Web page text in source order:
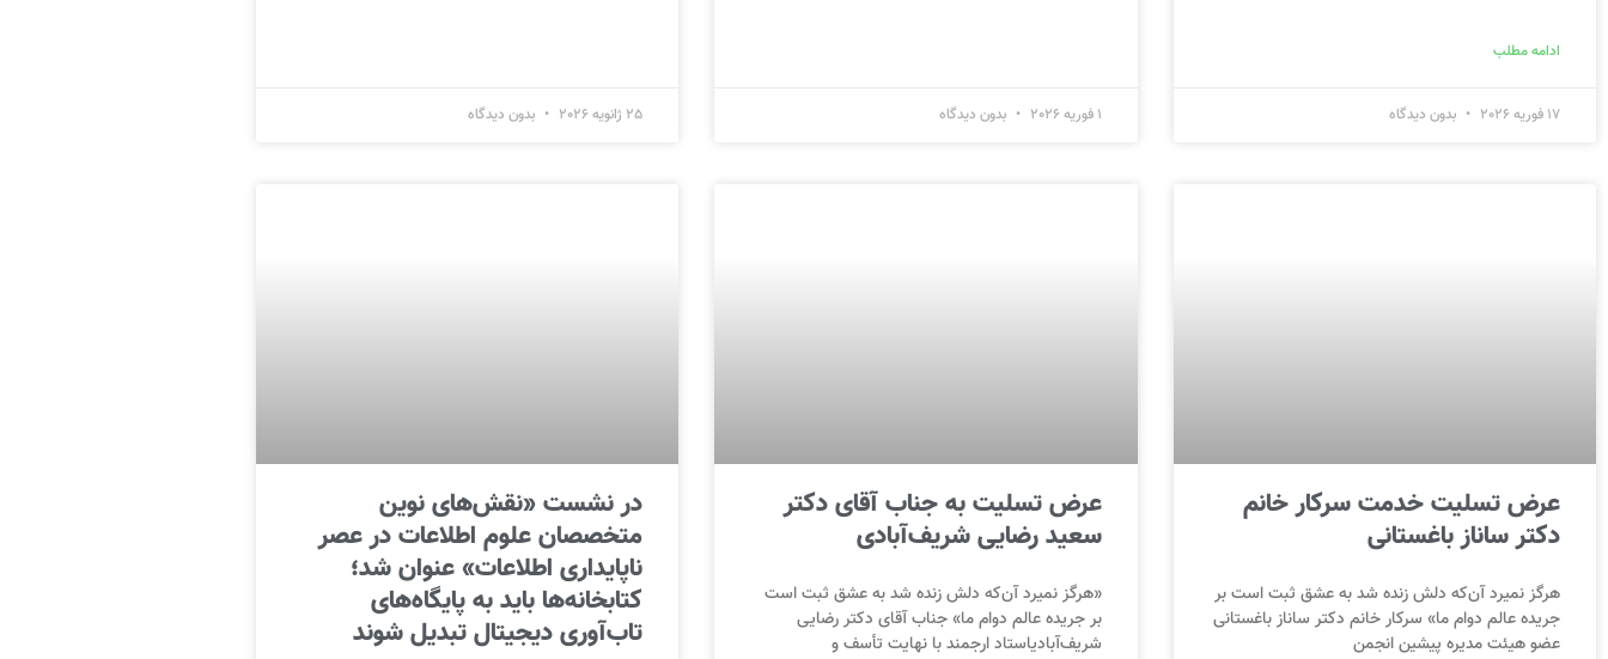
ادامه مطلب
17 فوریه 2026 بدون دیدگاه 1 فوریه 2026 بدون دیدگاه 25 ژانویه 2026 بدون دیدگاه
عرض تسلیت خدمت سرکار خانم
دکتر ساناز باغستانی
هرگز نمیرد آن‌که دلش زنده شد به عشق ثبت است بر
جریده عالم دوام ما» سرکار خانم دکتر ساناز باغستانی
عضو هیئت مدیره پیشین انجمن
عرض تسلیت به جناب آقای دکتر
سعید رضایی شریف‌آبادی
«هرگز نمیرد آن‌که دلش زنده شد به عشق ثبت است
بر جریده عالم دوام ما» جناب آقای دکتر رضایی
شریف‌آبادیاستاد ارجمند با نهایت تأسف و
در نشست «نقش‌های نوین
متخصصان علوم اطلاعات در عصر
ناپایداری اطلاعات» عنوان شد؛
کتابخانه‌ها باید به پایگاه‌های
تاب‌آوری دیجیتال تبدیل شوند